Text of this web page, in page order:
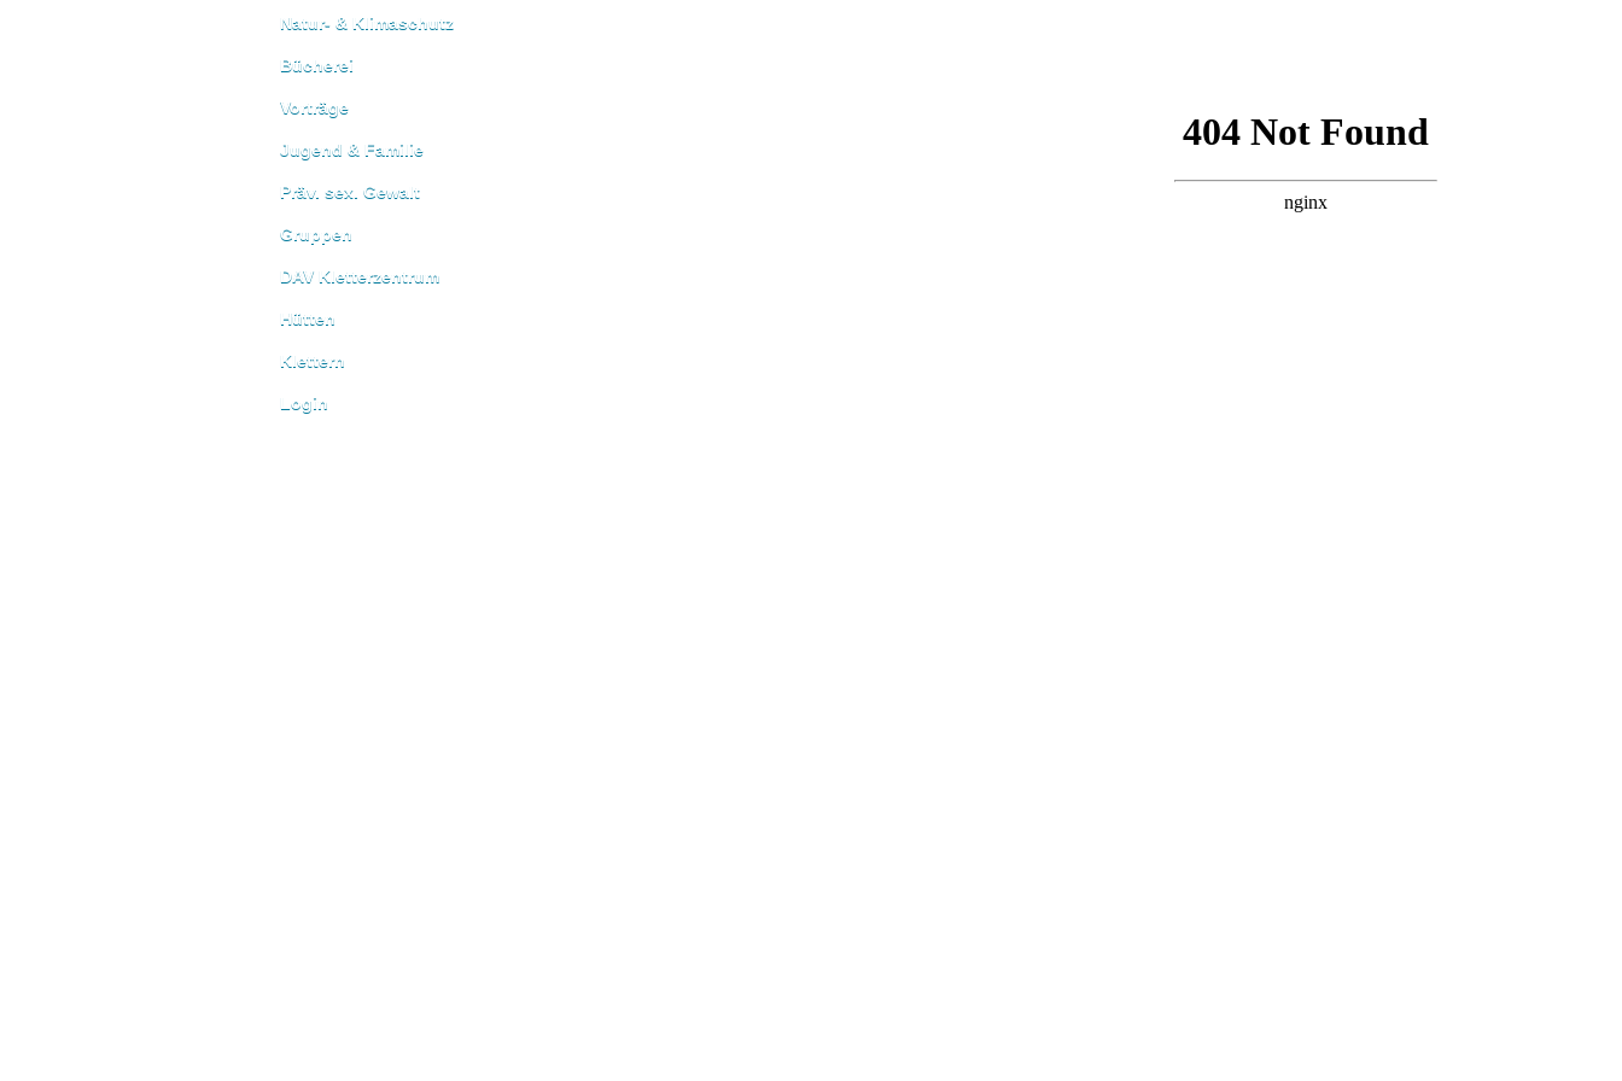
Natur- & Klimaschutz
Bücherei
Vorträge
Jugend & Familie
Präv. sex. Gewalt
Gruppen
DAV Kletterzentrum
Hütten
Klettern
Login